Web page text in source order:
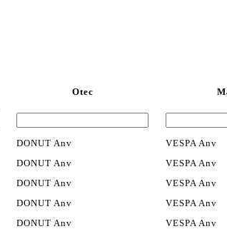
Otec
DONUT Anv VESPA Anv
DONUT Anv VESPA Anv
DONUT Anv VESPA Anv
DONUT Anv VESPA Anv
DONUT Anv VESPA Anv